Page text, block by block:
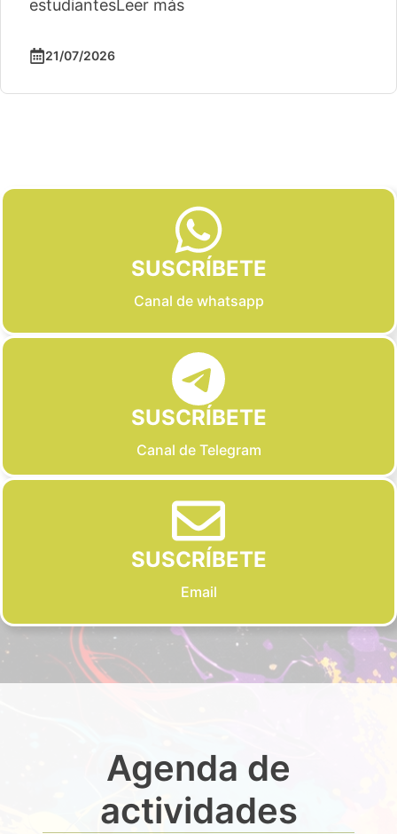
estudiantesLeer más
21/07/2026
SUSCRÍBETE
Canal de whatsapp
SUSCRÍBETE
Canal de Telegram
SUSCRÍBETE
Email
Agenda de
actividades